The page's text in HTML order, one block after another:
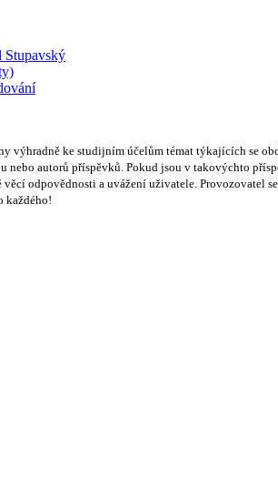
Stupavský
výhradně ke studijním účelům témat týkajících se
nebo autorů příspěvků. Pokud jsou v takovýchto
odpovědnosti a uvážení uživatele. Provozovatel
každého!